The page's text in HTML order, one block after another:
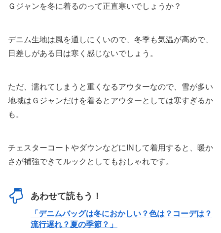
Ｇジャンを冬に着るのって正直寒いでしょうか？
デニム生地は風を通しにくいので、冬季も気温が高めで、
日差しがある日は寒く感じないでしょう。
ただ、濡れてしまうと重くなるアウターなので、雪が多い
地域はＧジャンだけを着るとアウターとしては寒すぎるか
も。
チェスターコートやダウンなどにINして着用すると、暖か
さが補強できてルックとしてもおしゃれです。
あわせて読もう！
「デニムバッグは冬におかしい？色は？コーデは？
流行遅れ？夏の季節？」